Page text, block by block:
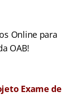
Online para
OAB!
Exame de